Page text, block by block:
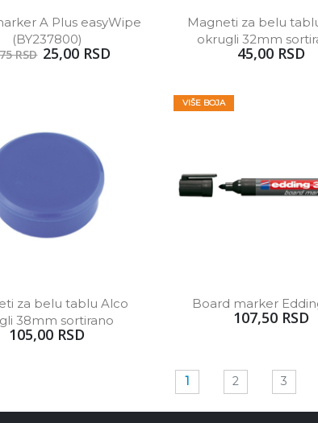
A Plus easyWipe
(BY237800)
RSD 25,00 RSD
Magneti za belu
okrugli 32mm
45,00 RSD
za belu tablu Alco
38mm sortirano
105,00 RSD
VIŠE BOJA
Board marker
107,50 RSD
1 2 3